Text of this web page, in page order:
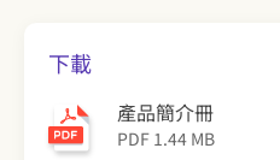
下載
產品簡介冊
PDF 1.44 MB